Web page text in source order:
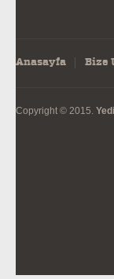
Anasayfa Bize
Copyright © 2015.